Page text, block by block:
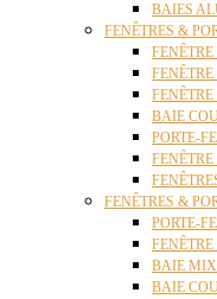
BAIES
FENÊTRES &
BAIE
PORTE-
FENÊTRE
FENÊTRES &
PORTE-
BAIE
BAIE